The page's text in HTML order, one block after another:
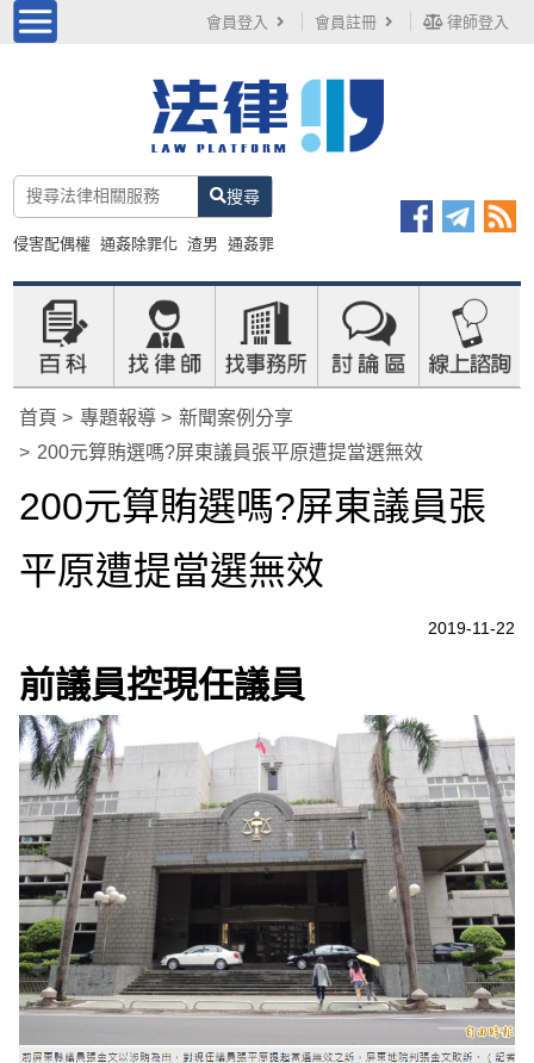
會員登入 會員註冊 律師登入
搜尋
侵害配偶權 通姦除罪化 渣男 通姦罪
首頁 專題報導
新聞案例分享
200元算賄選嗎?屏東議員張平原遭提當選無效
200元算賄選嗎?屏東議員張
平原遭提當選無效
2019-11-22
前議員控現任議員